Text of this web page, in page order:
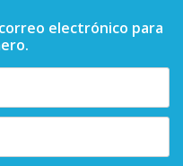
electrónico para